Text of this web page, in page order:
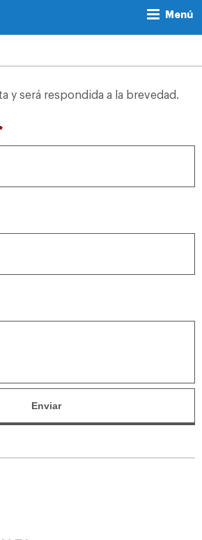
Menú
y será respondida a la brevedad.